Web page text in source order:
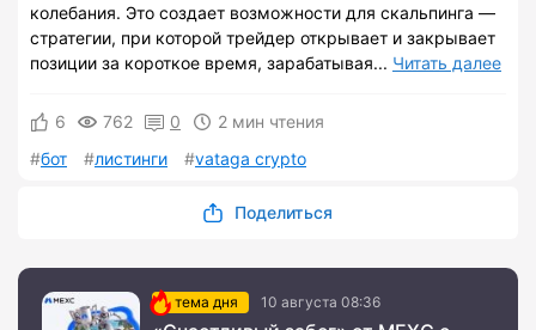
колебания. Это создает возможности для скальпинга —
стратегии, при которой трейдер открывает и закрывает
позиции за короткое время, зарабатывая... Читать далее
6 762 0
2 мин чтения
бот
листинги vataga crypto
Поделиться
тема дня 10 августа 08:36